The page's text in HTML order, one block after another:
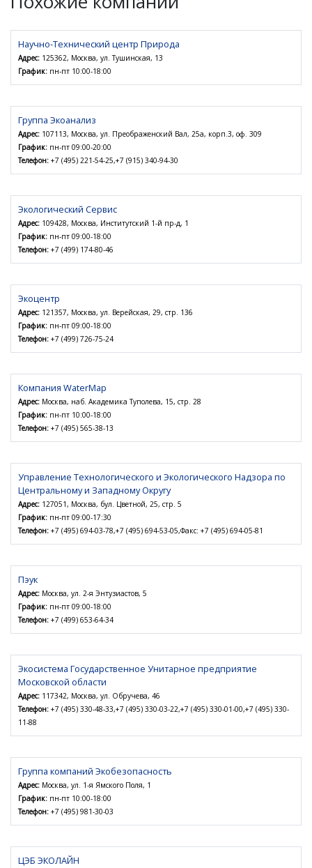
Научно-Технический центр Природа
Адрес: 125362, Москва, ул. Тушинская, 13
График: пн-пт 10:00-18:00
Группа Экоанализ
Адрес: 107113, Москва, ул. Преображенский Вал, 25а, корп.3, оф. 309
График: пн-пт 09:00-20:00
Телефон: +7 (495) 221-54-25,+7 (915) 340-94-30
Экологический Сервис
Адрес: 109428, Москва, Институтский 1-й пр-д, 1
График: пн-пт 09:00-18:00
Телефон: +7 (499) 174-80-46
Экоцентр
Адрес: 121357, Москва, ул. Верейская, 29, стр. 136
График: пн-пт 09:00-18:00
Телефон: +7 (499) 726-75-24
Компания WaterMap
Адрес: Москва, наб. Академика Туполева, 15, стр. 28
График: пн-пт 10:00-18:00
Телефон: +7 (495) 565-38-13
Управление Технологического и Экологического Надзора по
Центральному и Западному Округу
Адрес: 127051, Москва, бул. Цветной, 25, стр. 5
График: пн-пт 09:00-17:30
Телефон: +7 (495) 694-03-78,+7 (495) 694-53-05,Факс: +7 (495) 694-05-81
Пэук
Адрес: Москва, ул. 2-я Энтузиастов, 5
График: пн-пт 09:00-18:00
Телефон: +7 (499) 653-64-34
Экосистема Государственное Унитарное предприятие
Московской области
Адрес: 117342, Москва, ул. Обручева, 46
Телефон: +7 (495) 330-48-33,+7 (495) 330-03-22,+7 (495) 330-01-00,+7 (495) 330-
11-88
Группа компаний Экобезопасность
Адрес: Москва, ул. 1-я Ямского Поля, 1
График: пн-пт 10:00-18:00
Телефон: +7 (495) 981-30-03
ЦЭБ ЭКОЛАЙН